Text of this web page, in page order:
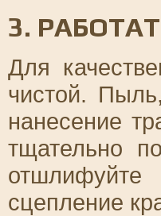
3.
Для
чистой.
нанесение
тщательно
сцепление